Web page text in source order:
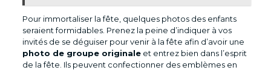
Pour immortaliser la fête, quelques photos des enfants
seraient formidables. Prenez la peine d’indiquer à vos
invités de se déguiser pour venir à la fête afin d’avoir une
photo de groupe originaleet entrez bien dans l’esprit
de la fête. Ils peuvent confectionner des emblèmes en